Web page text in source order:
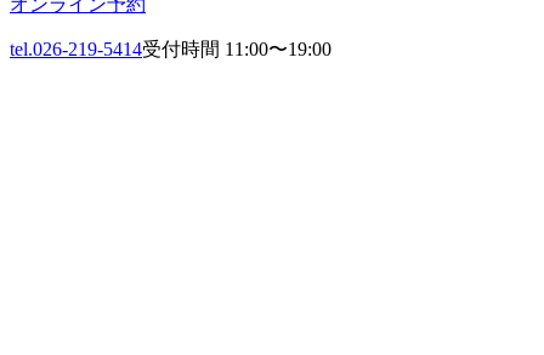
tel.026-219-5414受付時間 11:00〜19:00